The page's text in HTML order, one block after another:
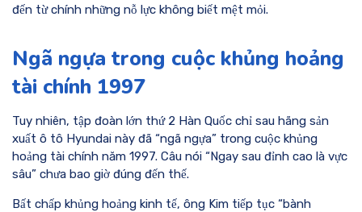
đến từ chính những nỗ lực không biết mệt mỏi.
Ngã ngựa trong cuộc khủng hoảng
tài chính 1997
Tuy nhiên, tập đoàn lớn thứ 2 Hàn Quốc chỉ sau hãng sản
xuất ô tô Hyundai này đã “ngã ngựa” trong cuộc khủng
hoảng tài chính năm 1997. Câu nói “Ngay sau đỉnh cao là vực
sâu” chưa bao giờ đúng đến thế.
Bất chấp khủng hoảng kinh tế, ông Kim tiếp tục “bành